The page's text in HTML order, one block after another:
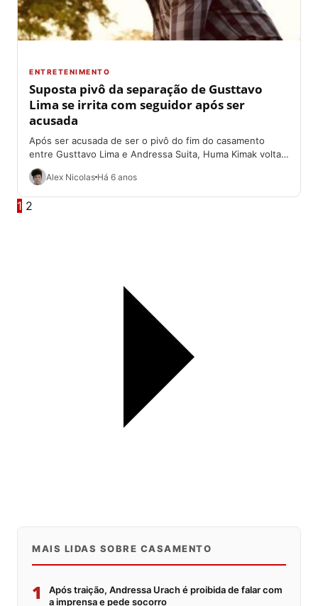
ENTRETENIMENTO
Suposta pivô da separação de Gusttavo
Lima se irrita com seguidor após ser
acusada
Após ser acusada de ser o pivô do fim do casamento
entre Gusttavo Lima e Andressa Suita, Huma Kimak volta a
se...
Alex Nicolas Há 6 anos
1 2
MAIS LIDAS SOBRE CASAMENTO
1
Após traição, Andressa Urach é proibida de falar com
a imprensa e pede socorro